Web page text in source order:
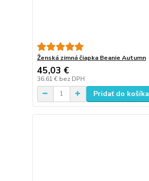
Ženská zimná čiapka Beanie Autumn
45,03 €
36,61 € bez DPH
Pridať do košíka